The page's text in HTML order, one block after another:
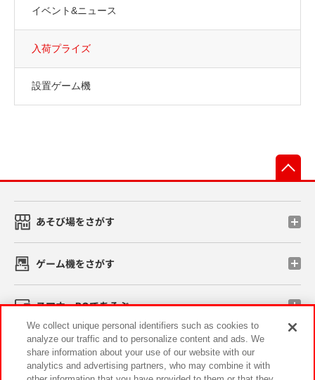
イベント&ニュース
入荷プライズ
設置ゲーム機
あそび場をさがす
ゲーム機をさがす
スマホ・PCであそぶ
イベント・キャンペーン
We collect unique personal identifiers such as cookies to
analyze our traffic and to personalize content and ads. We
share information about your use of our website with our
analytics and advertising partners, who may combine it with